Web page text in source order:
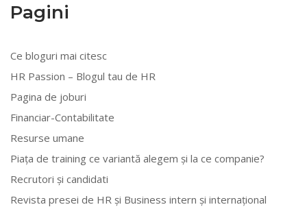
Pagini
Ce bloguri mai citesc
HR Passion – Blogul tau de HR
Pagina de joburi
Financiar-Contabilitate
Resurse umane
Piața de training ce variantă alegem și la ce companie?
Recrutori și candidati
Revista presei de HR și Business intern și internațional